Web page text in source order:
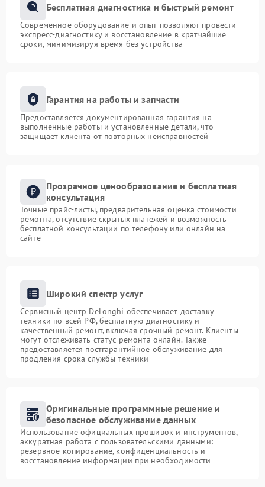
Бесплатная диагностика и быстрый ремонт
Современное оборудование и опыт позволяют провести
экспресс-диагностику и восстановление в кратчайшие
сроки, минимизируя время без устройства
Гарантия на работы и запчасти
Предоставляется документированная гарантия на
выполненные работы и установленные детали, что
защищает клиента от повторных неисправностей
Прозрачное ценообразование и бесплатная
консультация
Точные прайс-листы, предварительная оценка стоимости
ремонта, отсутствие скрытых платежей и возможность
бесплатной консультации по телефону или онлайн на
сайте
Широкий спектр услуг
Сервисный центр DeLonghi обеспечивает доставку
техники по всей РФ, бесплатную диагностику и
качественный ремонт, включая срочный ремонт. Клиенты
могут отслеживать статус ремонта онлайн. Также
предоставляется постгарантийное обслуживание для
продления срока службы техники
Оригинальные программные решение и
безопасное обслуживание данных
Использование официальных прошивок и инструментов,
аккуратная работа с пользовательскими данными:
резервное копирование, конфиденциальность и
восстановление информации при необходимости